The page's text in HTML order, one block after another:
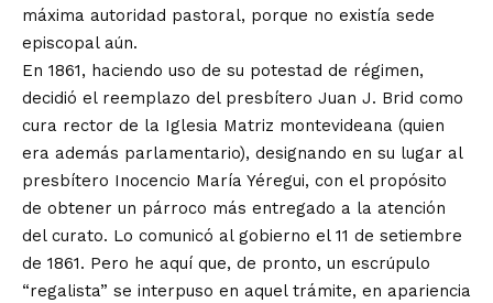
máxima autoridad pastoral, porque no existía sede
episcopal aún.
En 1861, haciendo uso de su potestad de régimen,
decidió el reemplazo del presbítero Juan J. Brid como
cura rector de la Iglesia Matriz montevideana (quien
era además parlamentario), designando en su lugar al
presbítero Inocencio María Yéregui, con el propósito
de obtener un párroco más entregado a la atención
del curato. Lo comunicó al gobierno el 11 de setiembre
de 1861. Pero he aquí que, de pronto, un escrúpulo
“regalista” se interpuso en aquel trámite, en apariencia